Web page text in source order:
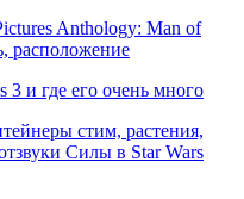
Anthology: Man of
расположение
3 и где его очень много
стим, растения,
Силы в Star Wars